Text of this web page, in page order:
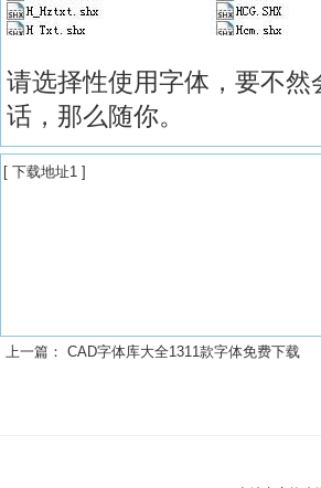
请选择性使用字体，要不
话，那么随你。
[ 下载地址1 ]
上一篇： CAD字体库大全1311款字体免费下载